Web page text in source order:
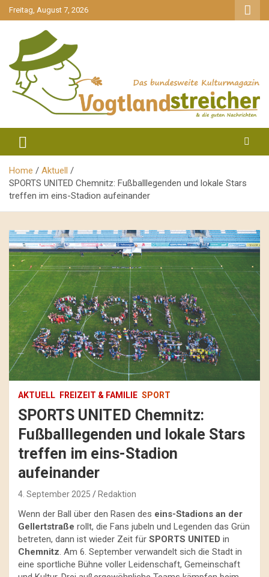
gehe
zum
Freitag, August 7, 2026
Vogtlandstreicher
Home
Aktuell
SPORTS UNITED Chemnitz: Fußballlegenden und lokale Stars
treffen im eins-Stadion aufeinander
AKTUELL FREIZEIT & FAMILIE SPORT
SPORTS UNITED Chemnitz:
Fußballlegenden und lokale Stars
treffen im eins-Stadion
aufeinander
4. September 2025 Redaktion
Wenn der Ball über den Rasen des eins-Stadions an der
Gellertstraße rollt, die Fans jubeln und Legenden das Grün
betreten, dann ist wieder Zeit für SPORTS UNITED in
Chemnitz. Am 6. September verwandelt sich die Stadt in
eine sportliche Bühne voller Leidenschaft, Gemeinschaft